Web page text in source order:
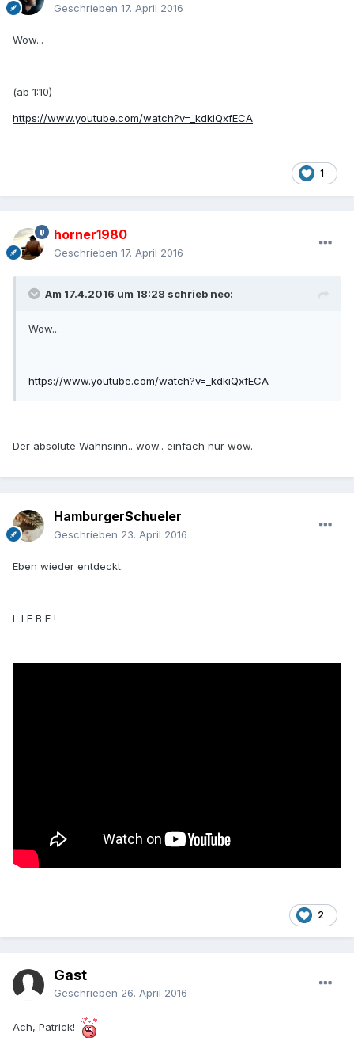
Geschrieben 17. April 2016
Wow...
(ab 1:10)
https://www.youtube.com/watch?v=_kdkiQxfECA
1
horner1980
Geschrieben 17. April 2016
Am 17.4.2016 um 18:28 schrieb neo:
Wow...
https://www.youtube.com/watch?v=_kdkiQxfECA
Der absolute Wahnsinn.. wow.. einfach nur wow.
HamburgerSchueler
Geschrieben 23. April 2016
Eben wieder entdeckt.
L I E B E !
2
Gast
Geschrieben 26. April 2016
Ach, Patrick!